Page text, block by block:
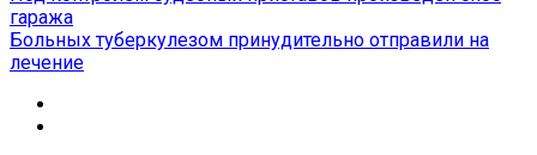
гаража
Больных туберкулезом принудительно отправили на
лечение